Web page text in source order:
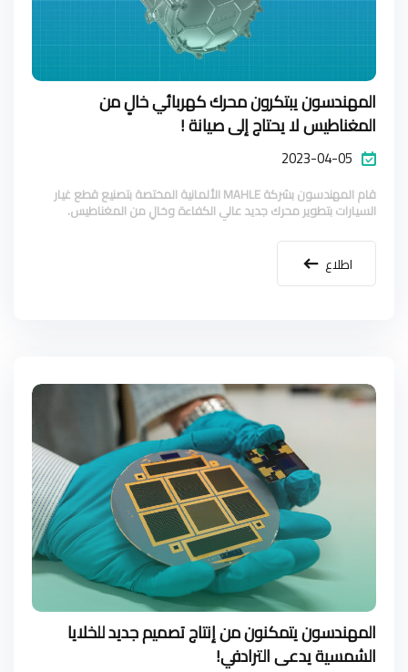
المهندسون يبتكرون محرك كهربائي خالٍ من
المغناطيس لا يحتاج إلى صيانة !
2023-04-05
قام المهندسون بشركة MAHLE الألمانية المختصة بتصنيع قطع غيار
السيارات بتطوير محرك جديد عالي الكفاءة وخالِ من المغناطيس.
اطلاع
المهندسون يتمكنون من إنتاج تصميم جديد للخلايا
الشمسية يدعى الترادفي!